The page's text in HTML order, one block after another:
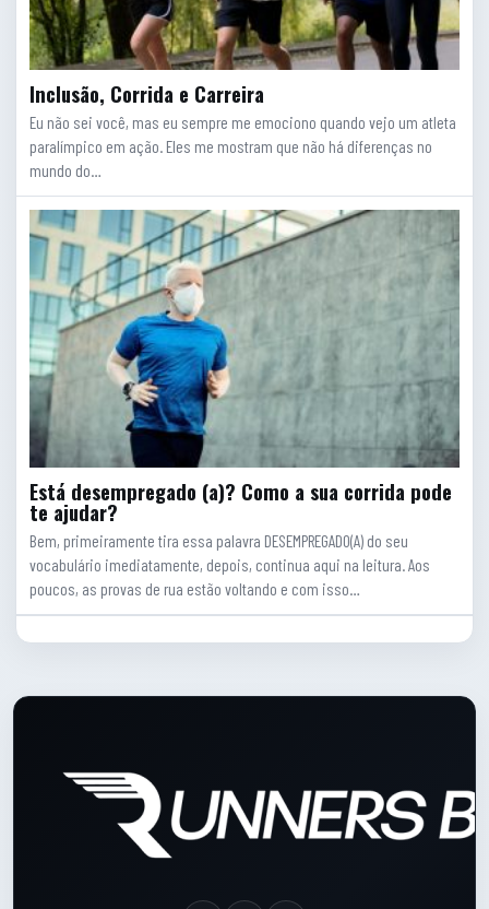
Inclusão, Corrida e Carreira
Eu não sei você, mas eu sempre me emociono quando vejo um atleta
paralímpico em ação. Eles me mostram que não há diferenças no
mundo do…
Está desempregado (a)? Como a sua corrida pode
te ajudar?
Bem, primeiramente tira essa palavra DESEMPREGADO(A) do seu
vocabulário imediatamente, depois, continua aqui na leitura. Aos
poucos, as provas de rua estão voltando e com isso…
Rodape do site